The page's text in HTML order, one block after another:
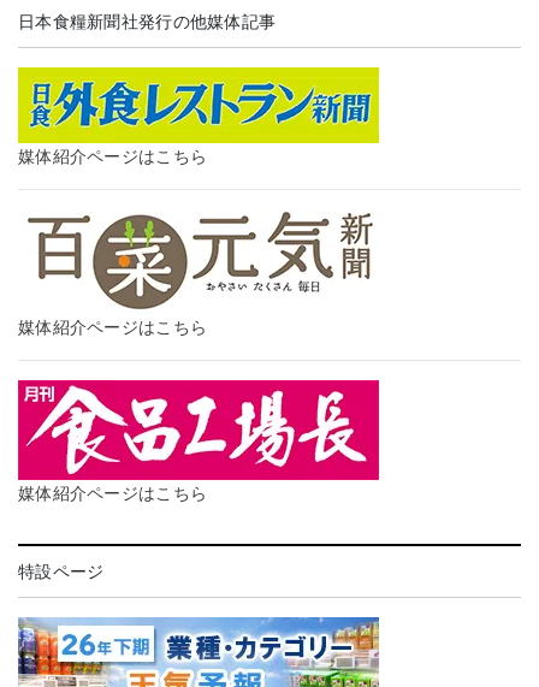
日本食糧新聞社発行の他媒体記事
媒体紹介ページはこちら
媒体紹介ページはこちら
媒体紹介ページはこちら
特設ページ